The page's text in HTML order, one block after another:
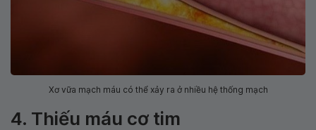
Xơ vữa mạch máu có thể xảy ra ở nhiều hệ thống mạch
4. Thiếu máu cơ tim